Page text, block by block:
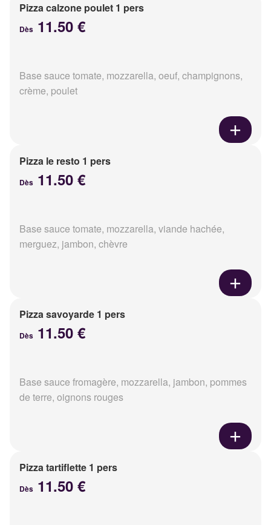
Pizza calzone poulet 1 pers
Dès 11.50 €
Base sauce tomate, mozzarella, oeuf, champignons,
crème, poulet
Pizza le resto 1 pers
Dès 11.50 €
Base sauce tomate, mozzarella, viande hachée,
merguez, jambon, chèvre
Pizza savoyarde 1 pers
Dès 11.50 €
Base sauce fromagère, mozzarella, jambon, pommes
de terre, oignons rouges
Pizza tartiflette 1 pers
Dès 11.50 €